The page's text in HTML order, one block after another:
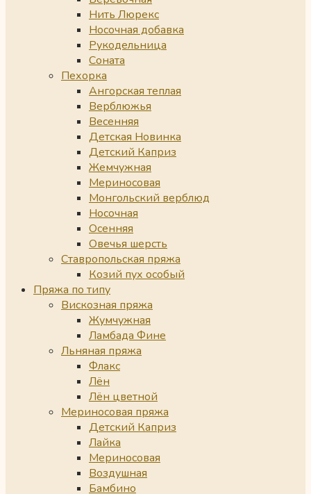
Нить Люрекс
Носочная добавка
Рукодельница
Соната
Пехорка
Ангорская теплая
Верблюжья
Весенняя
Детская Новинка
Детский Каприз
Жемчужная
Мериносовая
Монгольский верблюд
Носочная
Осенняя
Овечья шерсть
Ставропольская пряжа
Козий пух особый
Пряжа по типу
Вискозная пряжа
Жумчужная
Ламбада Фине
Льняная пряжа
Флакс
Лён
Лён цветной
Мериносовая пряжа
Детский Каприз
Лайка
Мериносовая
Воздушная
Бамбино